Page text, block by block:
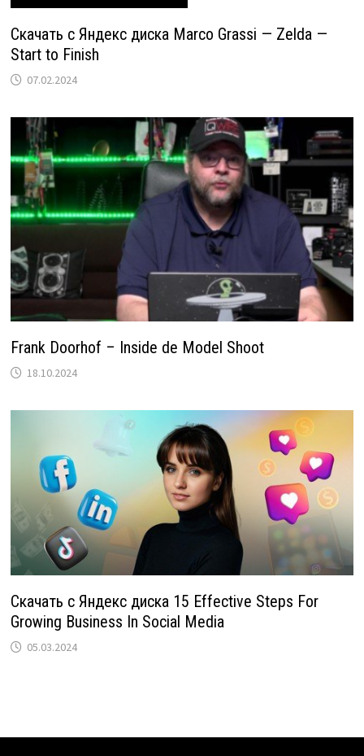
Скачать с Яндекс диска Marco Grassi — Zelda —
Start to Finish
07.02.2024
Frank Doorhof – Inside de Model Shoot
18.10.2024
Скачать с Яндекс диска 15 Effective Steps For
Growing Business In Social Media
05.03.2024